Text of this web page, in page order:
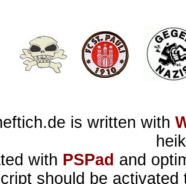
is written with
with PSPad and
should be